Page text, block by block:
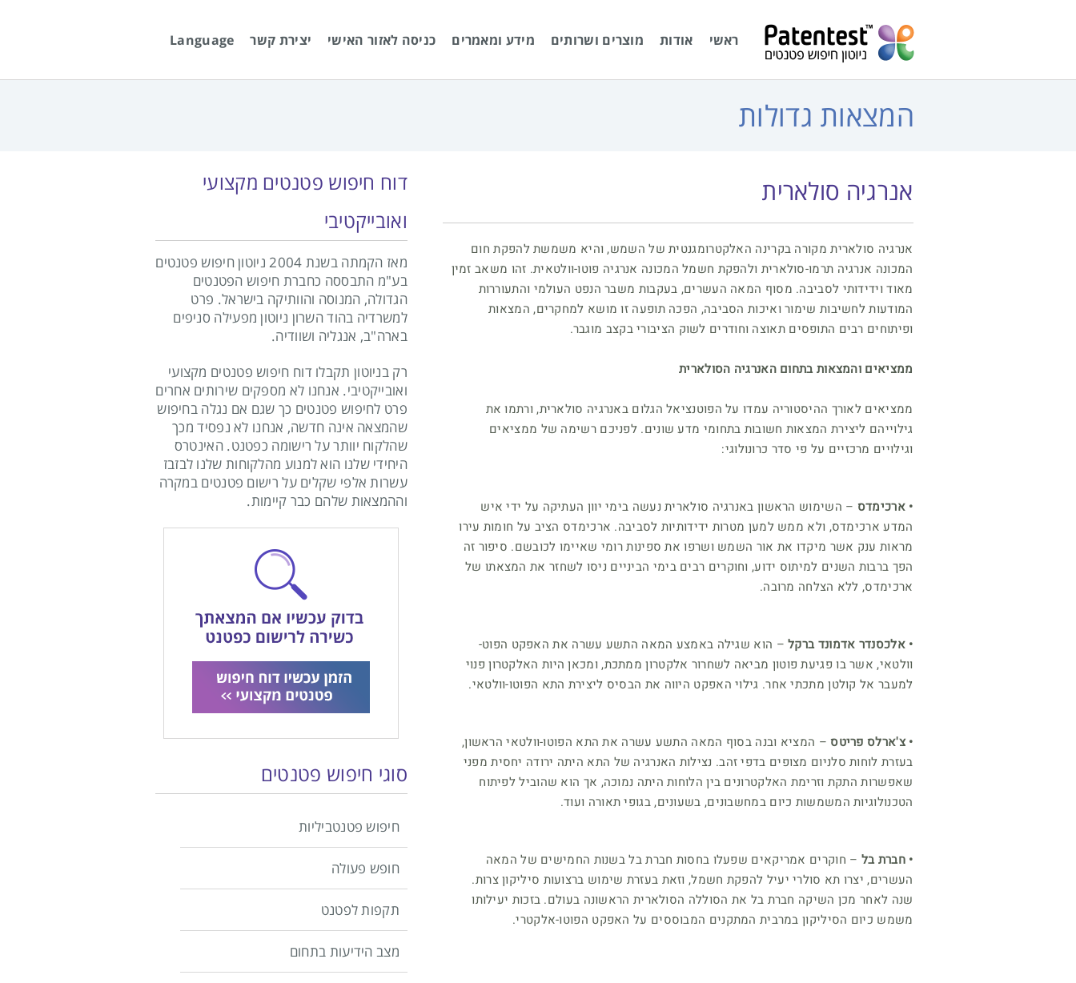
ראשי
אודות מוצרים ושרותים מידע ומאמרים כניסה לאזור האישי יצירת קשר Language
המצאות גדולות
אנרגיה סולארית
אנרגיה סולארית מקורה בקרינה האלקטרומגנטית של השמש, והיא משמשת להפקת חום
המכונה אנרגיה תרמו-סולארית ולהפקת חשמל המכונה אנרגיה פוטו-וולטאית. זהו משאב זמין
מאוד וידידותי לסביבה. מסוף המאה העשרים, בעקבות משבר הנפט העולמי והתעוררות
המודעות לחשיבות שימור ואיכות הסביבה, הפכה תופעה זו מושא למחקרים, המצאות
ופיתוחים רבים התופסים תאוצה וחודרים לשוק הציבורי בקצב מוגבר.
ממציאים והמצאות בתחום האנרגיה הסולארית
ממציאים לאורך ההיסטוריה עמדו על הפוטנציאל הגלום באנרגיה סולארית, ורתמו את
גילוייהם ליצירת המצאות חשובות בתחומי מדע שונים. לפניכם רשימה של ממציאים
וגילויים מרכזיים על פי סדר כרונולוגי:
• ארכימדס – השימוש הראשון באנרגיה סולארית נעשה בימי יוון העתיקה על ידי איש
המדע ארכימדס, ולא ממש למען מטרות ידידותיות לסביבה. ארכימדס הציב על חומות עירו
מראות ענק אשר מיקדו את אור השמש ושרפו את ספינות רומי שאיימו לכובשם. סיפור זה
הפך ברבות השנים למיתוס ידוע, וחוקרים רבים בימי הביניים ניסו לשחזר את המצאתו של
ארכימדס, ללא הצלחה מרובה.
• אלכסנדר אדמונד ברקל– הוא שגילה באמצע המאה התשע עשרה את האפקט הפוט-
וולטאי, אשר בו פגיעת פוטון מביאה לשחרור אלקטרון ממתכת, ומכאן היות האלקטרון פנוי
למעבר אל קולטן מתכתי אחר. גילוי האפקט היווה את הבסיס ליצירת התא הפוטו-וולטאי.
• צ'ארלס פריטס– המציא ובנה בסוף המאה התשע עשרה את התא הפוטו-וולטאי הראשון,
בעזרת לוחות סלניום מצופים בדפי זהב. נצילות האנרגיה של התא היתה ירודה יחסית מפני
שאפשרות התקת וזרימת האלקטרונים בין הלוחות היתה נמוכה, אך הוא שהוביל לפיתוח
הטכנולוגיות המשמשות כיום במחשבונים, בשעונים, בגופי תאורה ועוד.
• חברת בל – חוקרים אמריקאים שפעלו בחסות חברת בל בשנות החמישים של המאה
העשרים, יצרו תא סולרי יעיל להפקת חשמל, וזאת בעזרת שימוש ברצועות סיליקון צרות.
שנה לאחר מכן השיקה חברת בל את הסוללה הסולארית הראשונה בעולם. בזכות יעילותו
משמש כיום הסיליקון במרבית המתקנים המבוססים על האפקט הפוטו-אלקטרי.
דוח חיפוש פטנטים מקצועי
ואובייקטיבי
מאז הקמתה בשנת 2004 ניוטון חיפוש פטנטים
בע"מ התבססה כחברת חיפוש הפטנטים
הגדולה, המנוסה והוותיקה בישראל. פרט
למשרדיה בהוד השרון ניוטון מפעילה סניפים
בארה"ב, אנגליה ושוודיה.
רק בניוטון תקבלו דוח חיפוש פטנטים מקצועי
ואובייקטיבי. אנחנו לא מספקים שירותים אחרים
פרט לחיפוש פטנטים כך שגם אם נגלה בחיפוש
שהמצאה אינה חדשה, אנחנו לא נפסיד מכך
שהלקוח יוותר על רישומה כפטנט. האינטרס
היחידי שלנו הוא למנוע מהלקוחות שלנו לבזבז
עשרות אלפי שקלים על רישום פטנטים במקרה
וההמצאות שלהם כבר קיימות.
סוגי חיפוש פטנטים
חיפוש פטנטביליות
חופש פעולה
תקפות לפטנט
מצב הידיעות בתחום